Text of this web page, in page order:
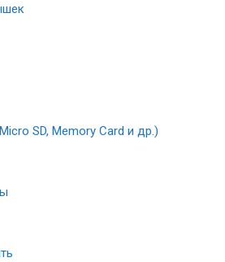
SD, Memory Card и др.)